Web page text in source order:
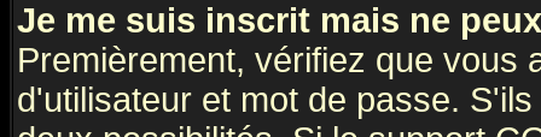
Je me suis inscrit mais ne
Premièrement, vérifiez que vous
d'utilisateur et mot de passe.